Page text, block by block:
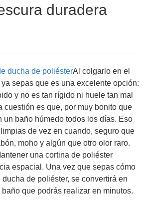
duradera
ducha de poliésterAl colgarlo en el
sepas que es una excelente opción:
y no es tan rígido ni huele tan mal
cuestión es que, por muy bonito que
un baño húmedo todos los días. Eso
de vez en cuando, seguro que
moho y algún que otro olor raro.
una cortina de poliéster
espacial. Una vez que sepas cómo
ducha de poliéster, se convertirá en
que podrás realizar en minutos.